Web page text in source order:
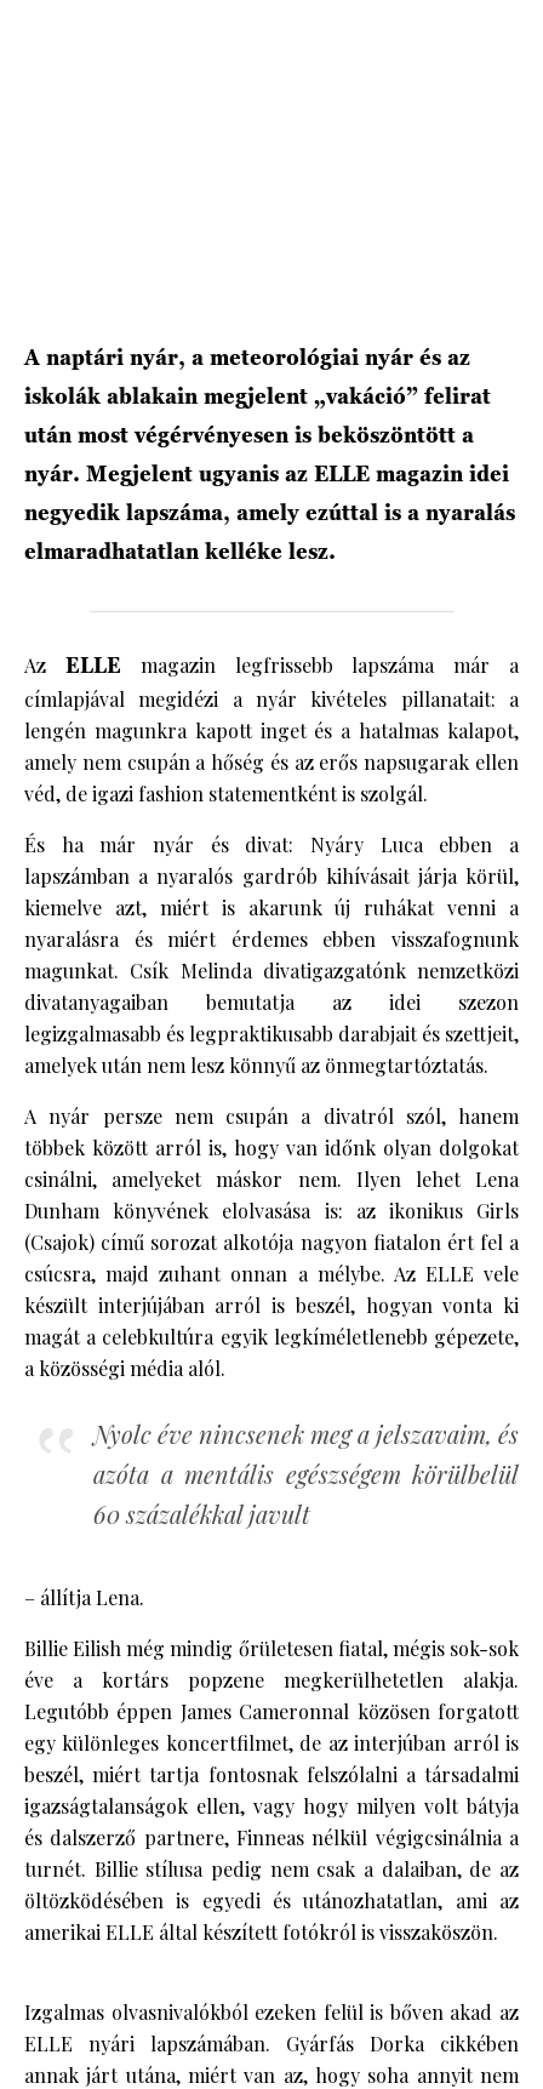
A naptári nyár, a meteorológiai nyár és az
iskolák ablakain megjelent „vakáció” felirat
után most végérvényesen is beköszöntött a
nyár. Megjelent ugyanis az ELLE magazin idei
negyedik lapszáma, amely ezúttal is a nyaralás
elmaradhatatlan kelléke lesz.
Az ELLE magazin legfrissebb lapszáma már a
címlapjával megidézi a nyár kivételes pillanatait: a
lengén magunkra kapott inget és a hatalmas kalapot,
amely nem csupán a hőség és az erős napsugarak ellen
véd, de igazi fashion statementként is szolgál.
És ha már nyár és divat: Nyáry Luca ebben a
lapszámban a nyaralós gardrób kihívásait járja körül,
kiemelve azt, miért is akarunk új ruhákat venni a
nyaralásra és miért érdemes ebben visszafognunk
magunkat. Csík Melinda divatigazgatónk nemzetközi
divatanyagaiban bemutatja az idei szezon
legizgalmasabb és legpraktikusabb darabjait és szettjeit,
amelyek után nem lesz könnyű az önmegtartóztatás.
A nyár persze nem csupán a divatról szól, hanem
többek között arról is, hogy van időnk olyan dolgokat
csinálni, amelyeket máskor nem. Ilyen lehet Lena
Dunham könyvének elolvasása is: az ikonikus Girls
(Csajok) című sorozat alkotója nagyon fiatalon ért fel a
csúcsra, majd zuhant onnan a mélybe. Az ELLE vele
készült interjújában arról is beszél, hogyan vonta ki
magát a celebkultúra egyik legkíméletlenebb gépezete,
a közösségi média alól.
Nyolc éve nincsenek meg a jelszavaim, és
azóta a mentális egészségem körülbelül
60 százalékkal javult
– állítja Lena.
Billie Eilish még mindig őrületesen fiatal, mégis sok-sok
éve a kortárs popzene megkerülhetetlen alakja.
Legutóbb éppen James Cameronnal közösen forgatott
egy különleges koncertfilmet, de az interjúban arról is
beszél, miért tartja fontosnak felszólalni a társadalmi
igazságtalanságok ellen, vagy hogy milyen volt bátyja
és dalszerző partnere, Finneas nélkül végigcsinálnia a
turnét. Billie stílusa pedig nem csak a dalaiban, de az
öltözködésében is egyedi és utánozhatatlan, ami az
amerikai ELLE által készített fotókról is visszaköszön.
Izgalmas olvasnivalókból ezeken felül is bőven akad az
ELLE nyári lapszámában. Gyárfás Dorka cikkében
annak járt utána, miért van az, hogy soha annyit nem